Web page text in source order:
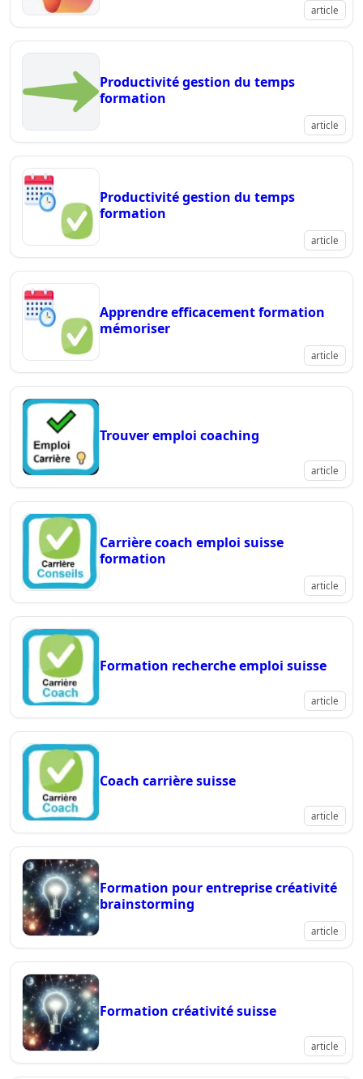
article
Productivité gestion du temps
formation
article
Productivité gestion du temps
formation
article
Apprendre efficacement formation
mémoriser
article
Trouver emploi coaching
article
Carrière coach emploi suisse
formation
article
Formation recherche emploi suisse
article
Coach carrière suisse
article
Formation pour entreprise créativité
brainstorming
article
Formation créativité suisse
article